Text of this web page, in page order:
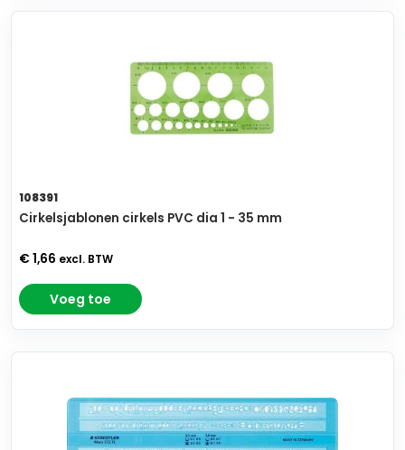
108391
Cirkelsjablonen cirkels PVC dia 1 - 35 mm
€ 1,66 excl. BTW
Voeg toe